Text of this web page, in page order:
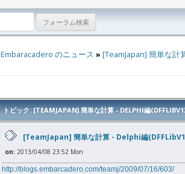
Embaracadero のニュース » [TeamJapan] 簡単な計
トピック: [TEAMJAPAN] 簡単な計算 - DELPHI編
[TeamJapan] 簡単な計算 - Delphi編
on: 2013/04/08 23:52 Mon
http://blogs.embarcadero.com/teamj/2009/07/16/603/